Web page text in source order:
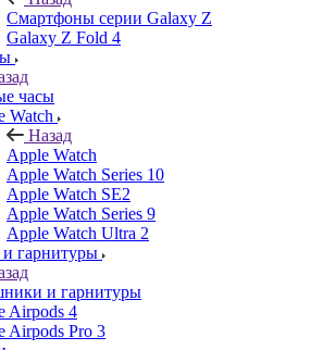
Смартфоны серии Galaxy Z
Galaxy Z Fold 4
часы
Watch
Назад
Apple Watch
Apple Watch Series 10
Apple Watch SE2
Apple Watch Series 9
Apple Watch Ultra 2
гарнитуры
и гарнитуры
Airpods 4
Airpods Pro 3